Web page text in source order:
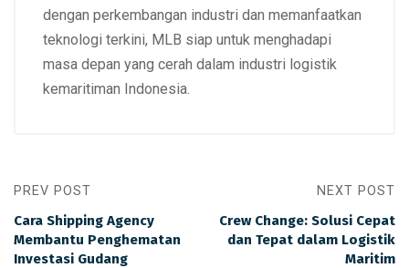
dengan perkembangan industri dan memanfaatkan
teknologi terkini, MLB siap untuk menghadapi
masa depan yang cerah dalam industri logistik
kemaritiman Indonesia.
PREV POST
Cara Shipping Agency
Membantu Penghematan
Investasi Gudang
NEXT POST
Crew Change: Solusi Cepat
dan Tepat dalam Logistik
Maritim